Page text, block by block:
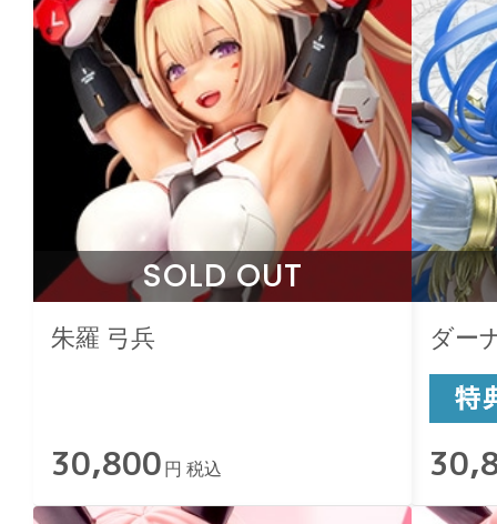
SOLD OUT
朱羅 弓兵
30,800 円 税込
ダー